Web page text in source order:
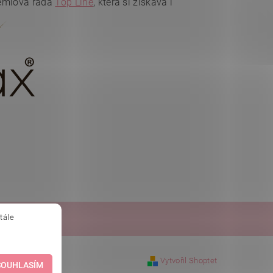
Vytvořil Shoptet